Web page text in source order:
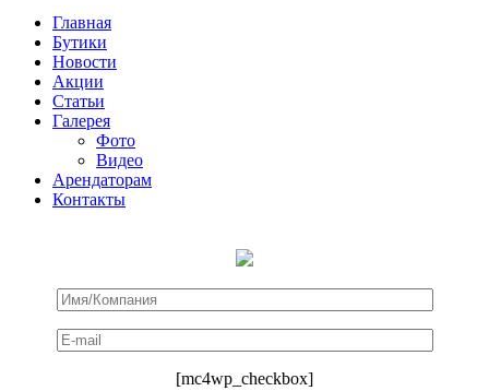
Главная
Бутики
Новости
Акции
Статьи
Галерея
Фото
Видео
Арендаторам
Контакты
[mc4wp_checkbox]